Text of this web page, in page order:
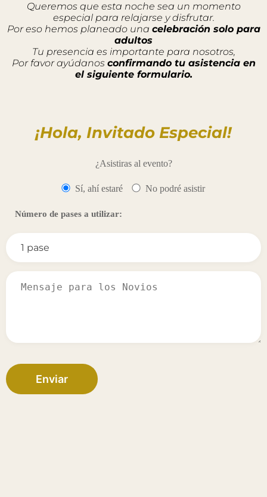
Queremos que esta noche sea un momento
especial para relajarse y disfrutar.
Por eso hemos planeado una celebración solo para
adultos
Tu presencia es importante para nosotros,
Por favor ayúdanos confirmando tu asistencia en
el siguiente formulario.
¡Hola, Invitado Especial!
¿Asistiras al evento?
Sí, ahí estaré No podré asistir
Número de pases a utilizar: